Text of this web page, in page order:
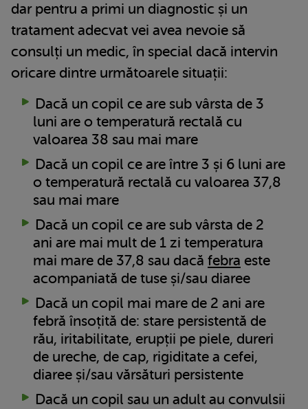
dar pentru a primi un diagnostic și un
tratament adecvat vei avea nevoie să
consulți un medic, în special dacă intervin
oricare dintre următoarele situații:
Dacă un copil ce are sub vârsta de 3
luni are o temperatură rectală cu
valoarea 38 sau mai mare
Dacă un copil ce are între 3 și 6 luni are
o temperatură rectală cu valoarea 37,8
sau mai mare
Dacă un copil ce are sub vârsta de 2
ani are mai mult de 1 zi temperatura
mai mare de 37,8 sau dacă febra este
acompaniată de tuse și/sau diaree
Dacă un copil mai mare de 2 ani are
febră însoțită de: stare persistentă de
rău, iritabilitate, erupții pe piele, dureri
de ureche, de cap, rigiditate a cefei,
diaree și/sau vărsături persistente
Dacă un copil sau un adult au convulsii